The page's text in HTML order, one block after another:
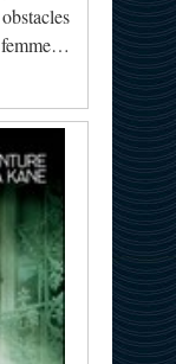
femme…